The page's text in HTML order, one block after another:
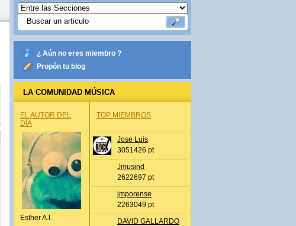
¿ Aún no eres miembro ?
Propón tu blog
LA COMUNIDAD MÚSICA
EL AUTOR DEL
DÍA
Esther A.l.
TOP MIEMBROS
Jose Luis
3051426 pt
Jmusind
2622697 pt
jmporense
2263049 pt
DAVID GALLARDO